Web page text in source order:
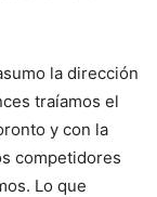
la dirección
traíamos el
y con la
competidores
Lo que